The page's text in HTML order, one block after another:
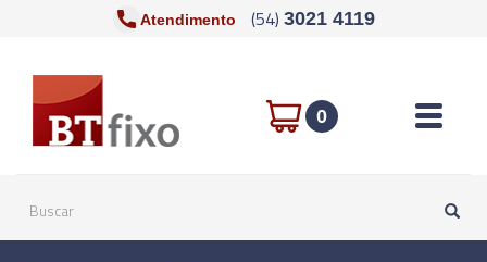
Atendimento (54) 3021 4119
0 Toggle